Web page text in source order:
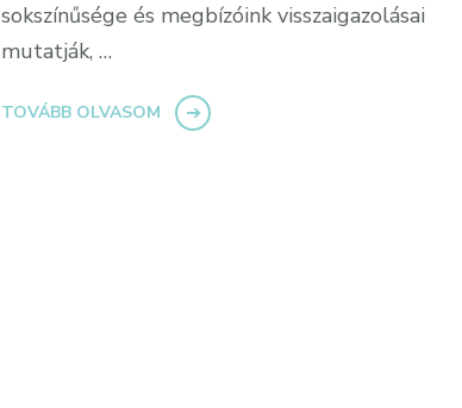
sokszínűsége és megbízóink visszaigazolásai
mutatják, …
TOVÁBB OLVASOM